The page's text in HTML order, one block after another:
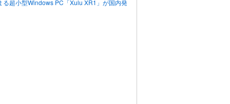
る超小型Windows PC「Xulu XR1」が国内発